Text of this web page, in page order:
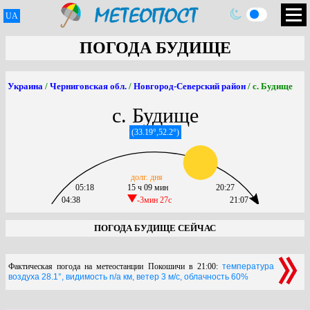
UA
ПОГОДА БУДИЩЕ
Украина / Черниговская обл. / Новгород-Северский район / с. Будище
с. Будище
(33.19°,52.2°)
04:38
05:18
15 ч 09 мин
-3мин 27c
долг. дня
21:07
20:27
ПОГОДА БУДИЩЕ СЕЙЧАС
Фактическая погода на метеостанции Покошичи в 21:00: температура
воздуха 28.1°, видимость n/a км, ветер 3 м/с, облачность 60%